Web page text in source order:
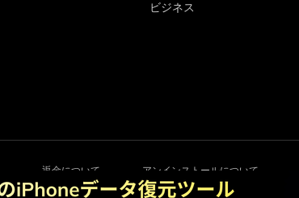
ビジネス
返金について
アンインストールについて